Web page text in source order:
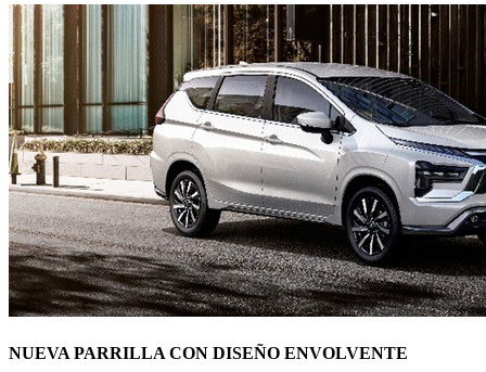
NUEVA PARRILLA CON DISEÑO ENVOLVENTE